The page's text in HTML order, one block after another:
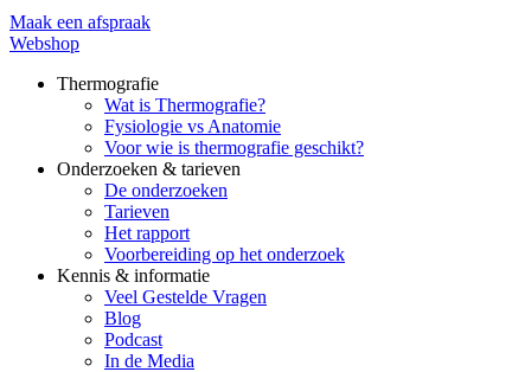
Maak een afspraak
Webshop
Thermografie
Wat is Thermografie?
Fysiologie vs Anatomie
Voor wie is thermografie geschikt?
Onderzoeken & tarieven
De onderzoeken
Tarieven
Het rapport
Voorbereiding op het onderzoek
Kennis & informatie
Veel Gestelde Vragen
Blog
Podcast
In de Media